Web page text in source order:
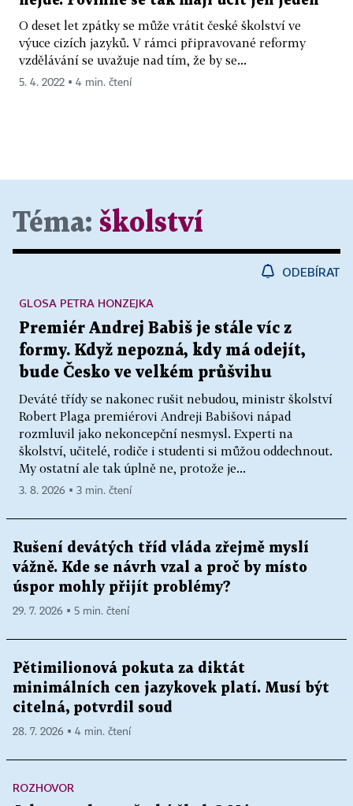
O deset let zpátky se může vrátit české školství ve
výuce cizích jazyků. V rámci připravované reformy
vzdělávání se uvažuje nad tím, že by se...
5. 4. 2022 ▪ 4 min. čtení
Téma: školství
ODEBÍRAT
Premiér Andrej Babiš je stále víc z
formy. Když nepozná, kdy má odejít,
bude Česko ve velkém průšvihu
Deváté třídy se nakonec rušit nebudou, ministr školství
Robert Plaga premiérovi Andreji Babišovi nápad
rozmluvil jako nekoncepční nesmysl. Experti na
školství, učitelé, rodiče i studenti si můžou oddechnout.
My ostatní ale tak úplně ne, protože je...
GLOSA PETRA HONZEJKA
3. 8. 2026 ▪ 3 min. čtení
Rušení devátých tříd vláda zřejmě myslí
vážně. Kde se návrh vzal a proč by místo
úspor mohly přijít problémy?
29. 7. 2026 ▪ 5 min. čtení
Pětimilionová pokuta za diktát
minimálních cen jazykovek platí. Musí být
citelná, potvrdil soud
28. 7. 2026 ▪ 4 min. čtení
ROZHOVOR